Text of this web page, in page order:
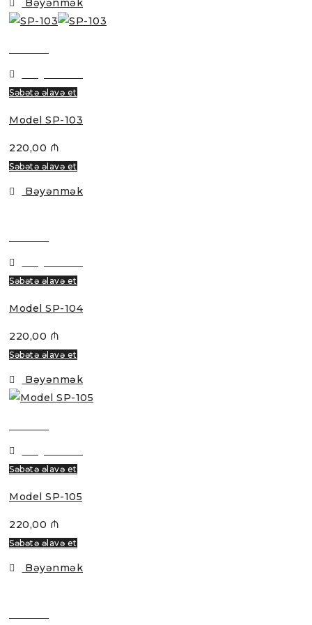
Bəyənmək
Səbətə əlavə et
Model SP-103
220,00 ₼
Səbətə əlavə et
Bəyənmək
Səbətə əlavə et
Model SP-104
220,00 ₼
Səbətə əlavə et
Bəyənmək
Səbətə əlavə et
Model SP-105
220,00 ₼
Səbətə əlavə et
Bəyənmək